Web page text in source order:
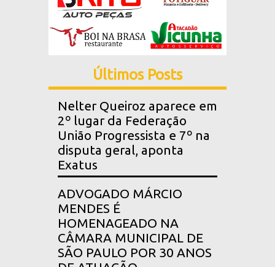
Últimos Posts
Nelter Queiroz aparece em
2º lugar da Federação
União Progressista e 7º na
disputa geral, aponta
Exatus
ADVOGADO MÁRCIO
MENDES É
HOMENAGEADO NA
CÂMARA MUNICIPAL DE
SÃO PAULO POR 30 ANOS